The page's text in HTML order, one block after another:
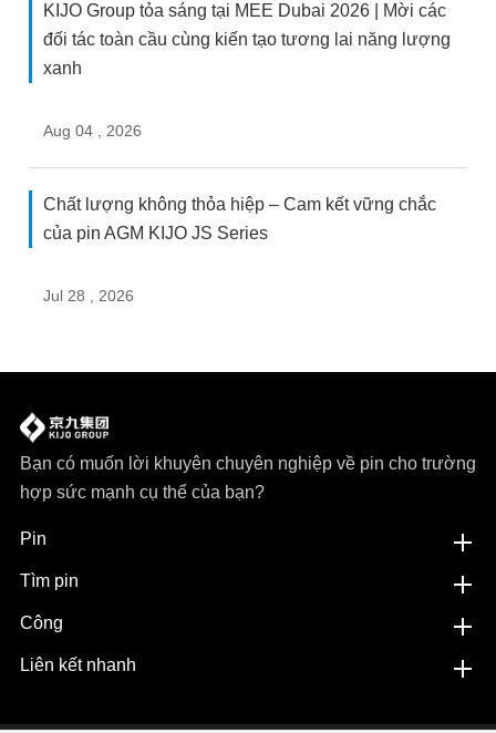
KIJO Group tỏa sáng tại MEE Dubai 2026 | Mời các
đối tác toàn cầu cùng kiến tạo tương lai năng lượng
xanh
Aug 04 , 2026
Chất lượng không thỏa hiệp – Cam kết vững chắc
của pin AGM KIJO JS Series
Jul 28 , 2026
Bạn có muốn lời khuyên chuyên nghiệp về pin cho trường
hợp sức mạnh cụ thể của bạn?
Pin
Tìm pin
Công
Liên kết nhanh